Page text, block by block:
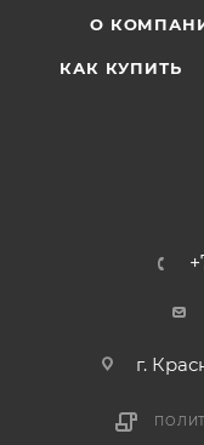
О
КАК КУПИТЬ
г.